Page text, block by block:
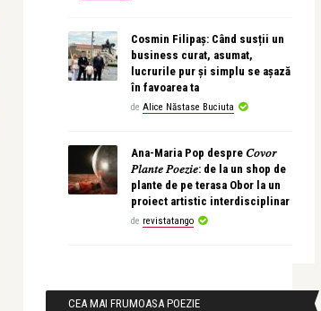
Cosmin Filipaș: Când susții un
business curat, asumat,
lucrurile pur și simplu se așază
în favoarea ta
de Alice Năstase Buciuta
Ana-Maria Pop despre 𝐶𝑜𝑣𝑜𝑟
𝑃𝑙𝑎𝑛𝑡𝑒 𝑃𝑜𝑒𝑧𝑖𝑒: de la un shop de
plante de pe terasa Obor la un
proiect artistic interdisciplinar
de revistatango
CEA MAI FRUMOASA POEZIE